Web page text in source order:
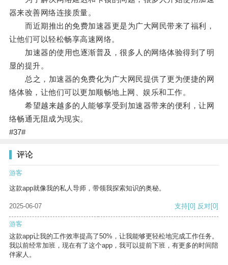
器来改善网络连接质量。
而近期推出的免费加速器更是为广大网民带来了福利，
让他们可以轻松畅享高速网络。
加速器的使用也逐渐普及，很多人的网络体验得到了明
显的提升。
总之，加速器的免费化为广大网民提供了更为便捷的网
络体验，让他们可以更加顺畅地上网、娱乐和工作。
希望越来越多的人能够享受到加速器带来的便利，让网
络畅通无阻成为现实。
#37#
评论
游客
这款app就像我的私人导师，带领我探索知识的奥秘。
2025-06-07 支持[0] 反对[0]
游客
这款app让我的工作效率提高了50%，让我能够更轻松地完成工作任务。
我以前经常加班，现在有了这个app，我可以提前下班，有更多的时间陪
伴家人。